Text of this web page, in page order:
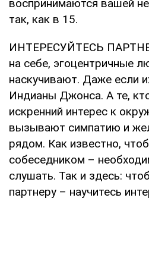
воспринимаются вашей
так, как в 15.
ИНТЕРЕСУЙТЕСЬ
на себе, эгоцентричные
наскучивают. Даже если
Индианы Джонса. А те,
искренний интерес к
вызывают симпатию и
рядом. Как известно,
собеседником –
слушать. Так и здесь:
партнеру – научитесь